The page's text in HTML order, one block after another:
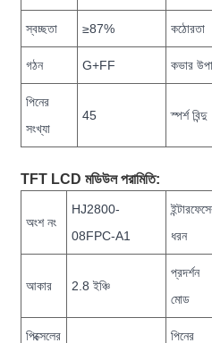
স্বচ্ছতা ≥87% কঠোরতা
গঠন G+FF কভার
পিনের
সংখ্যা
45 স্পর্শ বিন্দু
TFT LCD মডিউল পরামিতি:
অংশ নং
HJ2800-
08FPC-A1
ধরন
আকার 2.8 ইঞ্চি
প্রদর্শন
মোড
পিক্সেলের
পিনের